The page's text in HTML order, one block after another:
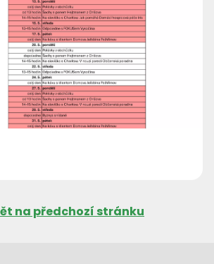
na předchozí stránku